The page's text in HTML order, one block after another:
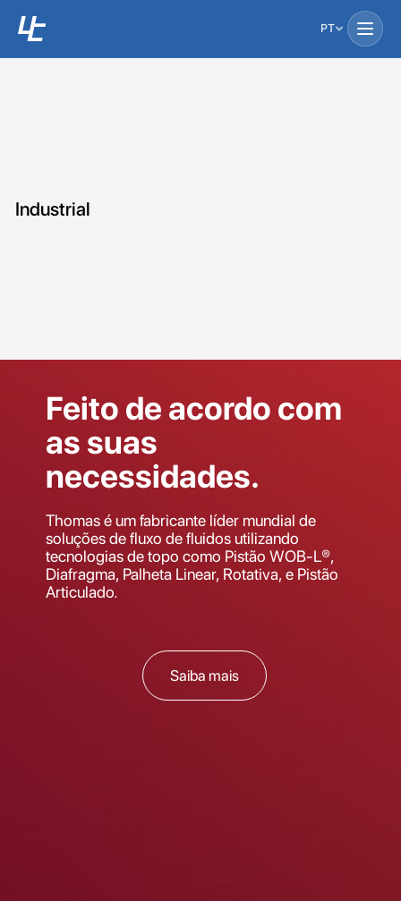
PT
Industrial
Feito de acordo com
as suas
necessidades.
Thomas é um fabricante líder mundial de
soluções de fluxo de fluidos utilizando
tecnologias de topo como Pistão WOB-L®,
Diafragma, Palheta Linear, Rotativa, e Pistão
Articulado.
Saiba mais